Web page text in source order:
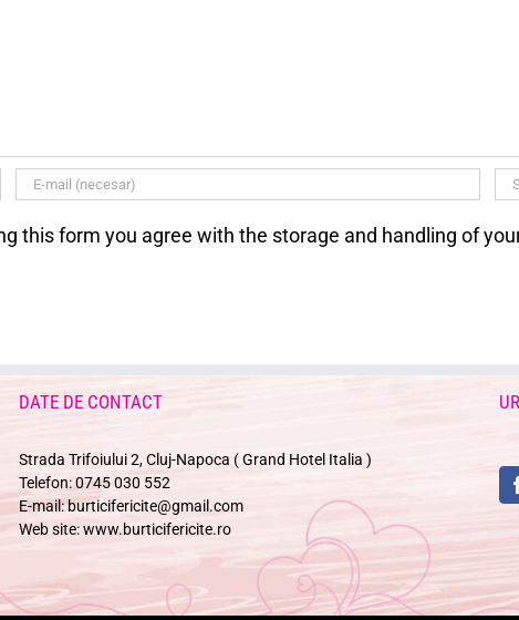
this form you agree with the storage and handling of
DATE DE CONTACT
Strada Trifoiului 2, Cluj-Napoca ( Grand Hotel Italia )
Telefon:0745 030 552
E-mail:burticifericite@gmail.com
Web site:www.burticifericite.ro